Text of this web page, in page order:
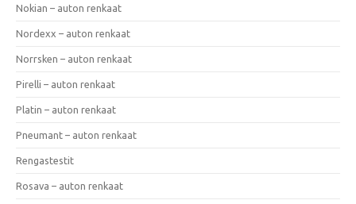
Nokian – auton renkaat
Nordexx – auton renkaat
Norrsken – auton renkaat
Pirelli – auton renkaat
Platin – auton renkaat
Pneumant – auton renkaat
Rengastestit
Rosava – auton renkaat